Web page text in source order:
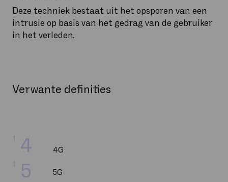
4
1
5
1
4G
5G
Deze techniek bestaat uit het opsporen van een
intrusie op basis van het gedrag van de gebruiker
in het verleden.
Verwante definities